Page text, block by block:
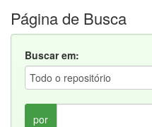
Página de Busca
Buscar em:
por